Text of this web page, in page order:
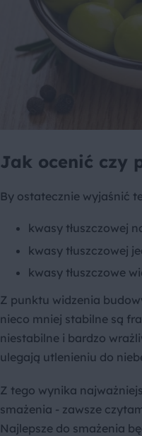
Jak ocenić czy
By ostatecznie wyjaśnić
kwasy tłuszczowej
kwasy tłuszczowej
kwasy tłuszczowe
Z punktu widzenia
nieco mniej stabilne są
niestabilne i bardzo
ulegają utlenieniu do
Z tego wynika
smażenia - zawsze
Najlepsze do smażenia